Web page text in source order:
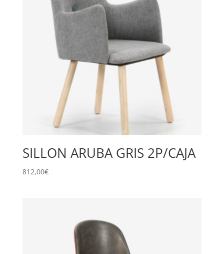
SILLON ARUBA GRIS 2P/CAJA
812,00€